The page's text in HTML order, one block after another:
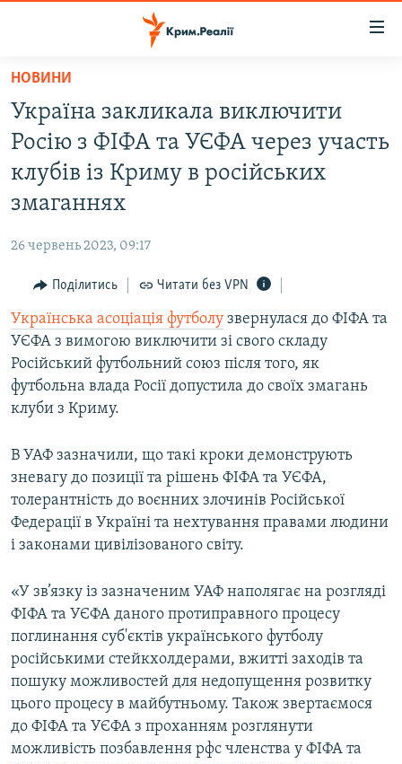
Перейти
основного
матеріалу
Перейти
до
основної
Перейти
пошуку
ВОДА.КРИМ
ВІДЕО ТА ФОТО
ПОГЛЯД
ІНТЕРВ'Ю
ВСЕ ЗА ДЕНЬ
СПЕЦПРОЕКТИ
ДЕПОРТАЦІЯ
ВІДЕОУРОКИ «ELIFBE»
СВІДЧЕННЯ ОКУПАЦІЇ
УКРАЇНСЬКА ПРОБЛЕМА КРИМУ
ІНФОГРАФІКА
ЯК ОБІЙТИ БЛОКУВАННЯ
ДОЛУЧАЙСЯ!
Усі сайти RFE/RL
НОВИНИ
Україна закликала виключити
Росію з ФІФА та УЄФА через участь
клубів із Криму в російських
змаганнях
26 червень 2023, 09:17
Поділитись Читати без VPN
Українська асоціація футболу звернулася до ФІФА та
УЄФА з вимогою виключити зі свого складу
Російський футбольний союз після того, як
футбольна влада Росії допустила до своїх змагань
клуби з Криму.
В УАФ зазначили, що такі кроки демонструють
зневагу до позиції та рішень ФІФА та УЄФА,
толерантність до воєнних злочинів Російської
Федерації в Україні та нехтування правами людини
і законами цивілізованого світу.
«У зв’язку із зазначеним УАФ наполягає на розгляді
ФІФА та УЄФА даного протиправного процесу
поглинання суб'єктів українського футболу
російськими стейкхолдерами, вжитті заходів та
пошуку можливостей для недопущення розвитку
цього процесу в майбутньому. Також звертаємося
до ФІФА та УЄФА з проханням розглянути
можливість позбавлення рфс членства у ФІФА та